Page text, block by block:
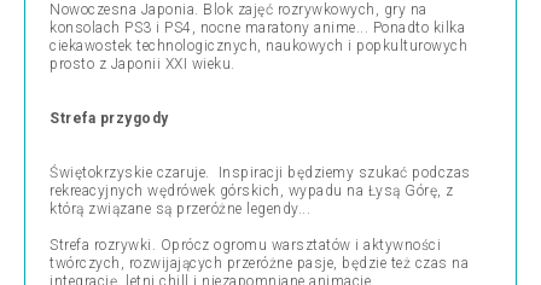
Nowoczesna Japonia. Blok zajęć rozrywkowych, gry na
konsolach PS3 i PS4, nocne maratony anime... Ponadto kilka
ciekawostek technologicznych, naukowych i popkulturowych
prosto z Japonii XXI wieku.
Strefa przygody
Świętokrzyskie czaruje. Inspiracji będziemy szukać podczas
rekreacyjnych wędrówek górskich, wypadu na Łysą Górę, z
którą związane są przeróżne legendy...
Strefa rozrywki. Oprócz ogromu warsztatów i aktywności
twórczych, rozwijających przeróżne pasje, będzie też czas na
integrację, letni chill i niezapomniane animacje.